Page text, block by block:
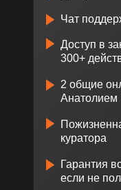
Доступ в
300+
2 общие
Анатолием
куратора
Чат
Гарантия
если не